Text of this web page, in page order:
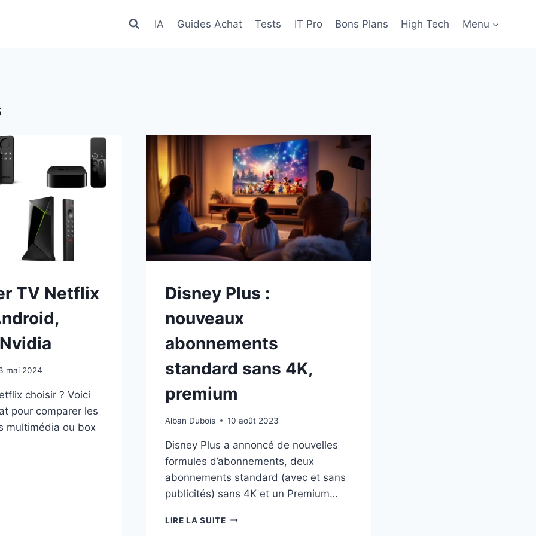
IA Guides Achat Tests IT Pro Bons Plans High Tech Menu
TV Netflix
mai 2024
choisir ? Voici
pour comparer les
multimédia ou box
Disney Plus :
nouveaux
abonnements
standard sans 4K,
premium
Alban Dubois 10 août 2023
Disney Plus a annoncé de nouvelles
formules d’abonnements, deux
abonnements standard (avec et sans
publicités) sans 4K et un Premium…
LIRE LA SUITEDISNEY